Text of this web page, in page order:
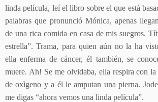
linda película, leí el libro sobre el que está
palabras que pronunció Mónica, apenas
de una rica comida en casa de mis suegros.
estrella”. Trama, para quien aún no la ha
ella enferma de cáncer, él también, se
muere. Ah! Se me olvidaba, ella respira con
de oxìgeno y a él le amputan una pierna.
me digas “ahora vemos una linda película”.